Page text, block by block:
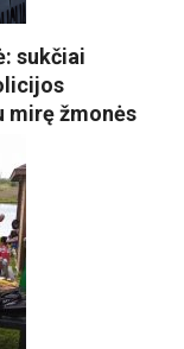
sukčiai
mirę žmonės